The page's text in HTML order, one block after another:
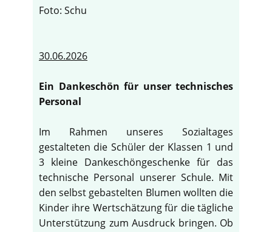
Foto: Schu
30.06.2026
Ein Dankeschön für unser technisches
Personal
Im Rahmen unseres Sozialtages
gestalteten die Schüler der Klassen 1 und
3 kleine Dankeschöngeschenke für das
technische Personal unserer Schule. Mit
den selbst gebastelten Blumen wollten die
Kinder ihre Wertschätzung für die tägliche
Unterstützung zum Ausdruck bringen. Ob